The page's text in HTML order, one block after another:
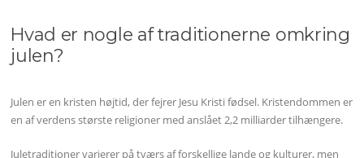
Hvad er nogle af traditionerne omkring
julen?
Julen er en kristen højtid, der fejrer Jesu Kristi fødsel. Kristendommen er
en af verdens største religioner med anslået 2,2 milliarder tilhængere.
Juletraditioner varierer på tværs af forskellige lande og kulturer, men